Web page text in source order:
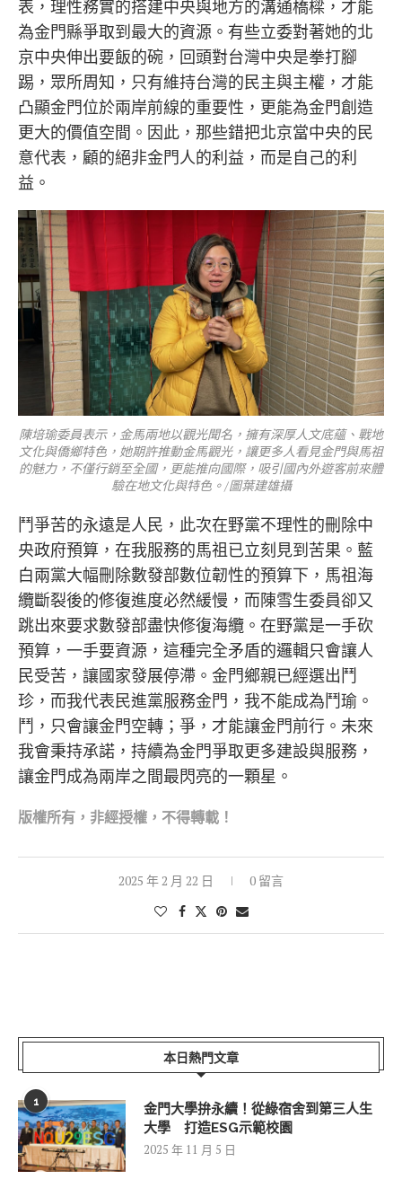
表，理性務實的搭建中央與地方的溝通橋樑，才能
為金門縣爭取到最大的資源。有些立委對著她的北
京中央伸出要飯的碗，回頭對台灣中央是拳打腳
踢，眾所周知，只有維持台灣的民主與主權，才能
凸顯金門位於兩岸前線的重要性，更能為金門創造
更大的價值空間。因此，那些錯把北京當中央的民
意代表，顧的絕非金門人的利益，而是自己的利
益。
陳培瑜委員表示，金馬兩地以觀光聞名，擁有深厚人文底蘊、戰地
文化與僑鄉特色，她期許推動金馬觀光，讓更多人看見金門與馬祖
的魅力，不僅行銷至全國，更能推向國際，吸引國內外遊客前來體
驗在地文化與特色。/圖葉建雄攝
鬥爭苦的永遠是人民，此次在野黨不理性的刪除中
央政府預算，在我服務的馬祖已立刻見到苦果。藍
白兩黨大幅刪除數發部數位韌性的預算下，馬祖海
纜斷裂後的修復進度必然緩慢，而陳雪生委員卻又
跳出來要求數發部盡快修復海纜。在野黨是一手砍
預算，一手要資源，這種完全矛盾的邏輯只會讓人
民受苦，讓國家發展停滯。金門鄉親已經選出鬥
珍，而我代表民進黨服務金門，我不能成為鬥瑜。
鬥，只會讓金門空轉；爭，才能讓金門前行。未來
我會秉持承諾，持續為金門爭取更多建設與服務，
讓金門成為兩岸之間最閃亮的一顆星。
版權所有，非經授權，不得轉載！
2025 年 2 月 22 日 0 留言
本日熱門文章
1
金門大學拚永續！從綠宿舍到第三人生
大學 打造ESG示範校園
2025 年 11 月 5 日